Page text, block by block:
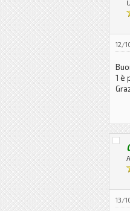
12/
1 è
13/